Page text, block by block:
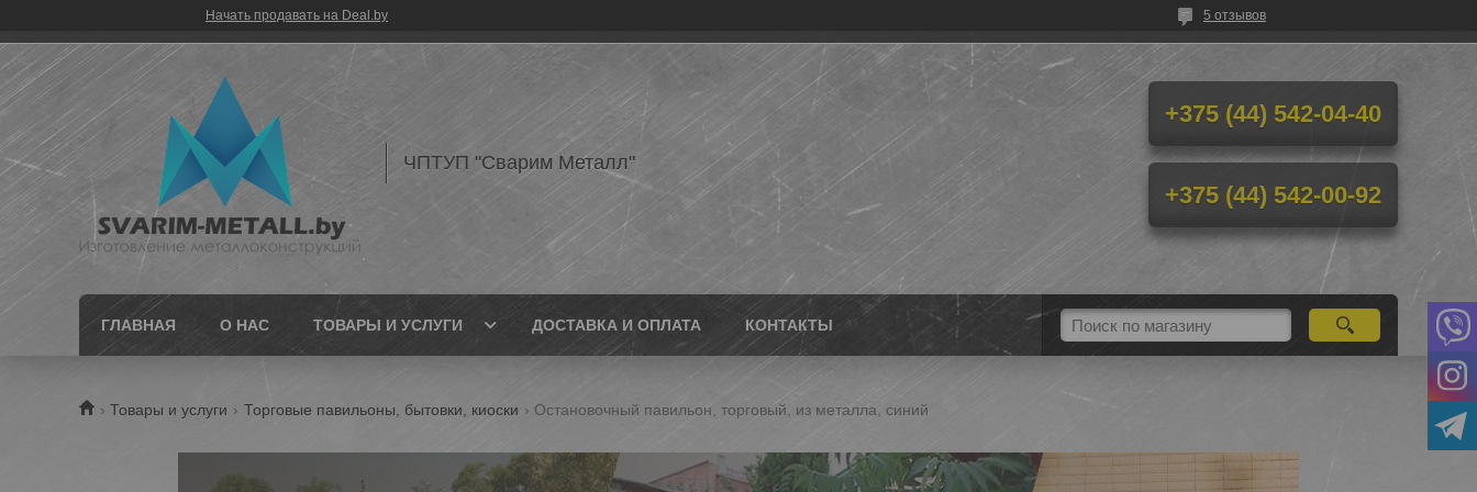
Начать продавать на Deal.by 5 отзывов
ЧПТУП "Сварим Металл"
+375 (44) 542-04-40
+375 (44) 542-00-92
ГЛАВНАЯ О НАС ТОВАРЫ И УСЛУГИ ДОСТАВКА И ОПЛАТА КОНТАКТЫ
Товары и услуги Торговые павильоны, бытовки, киоски Остановочный павильон, торговый, из металла, синий